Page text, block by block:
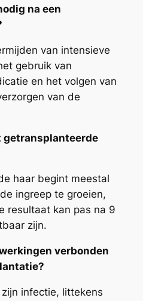
na een
van intensieve
gebruik van
en het volgen van
van de
getransplanteerde
haar begint meestal
ingreep te groeien,
resultaat kan pas na 9
zijn.
verbonden
zijn infectie, littekens